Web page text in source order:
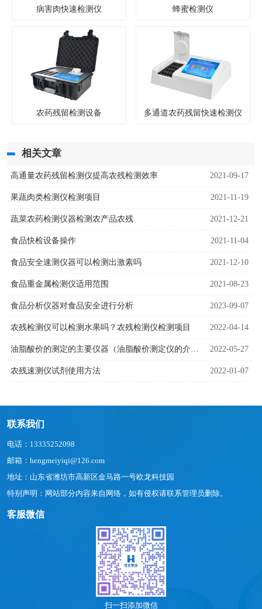
病害肉快速检测仪 蜂蜜检测仪
农药残留检测设备 多通道农药残留快速检测仪
相关文章
高通量农药残留检测仪提高农残检测效率 2021-09-17
果蔬肉类检测仪检测项目 2021-11-19
蔬菜农药检测仪器检测农产品农残 2021-12-21
食品快检设备操作 2021-11-04
食品安全速测仪器可以检测出激素吗 2021-12-10
食品重金属检测仪适用范围 2021-08-23
食品分析仪器对食品安全进行分析 2023-09-07
农残检测仪可以检测水果吗？农残检测仪检测项目 2022-04-14
油脂酸价的测定的主要仪器（油脂酸价测定仪的介绍） 2022-05-27
农残速测仪试剂使用方法 2022-01-07
联系我们
电话：13335252098
邮箱：hengmeiyiqi@126.com
地址：山东省潍坊市高新区金马路一号欧龙科技园
特别声明：网站部分内容来自网络，如有侵权请联系管理员删除。
客服微信
扫一扫添加微信